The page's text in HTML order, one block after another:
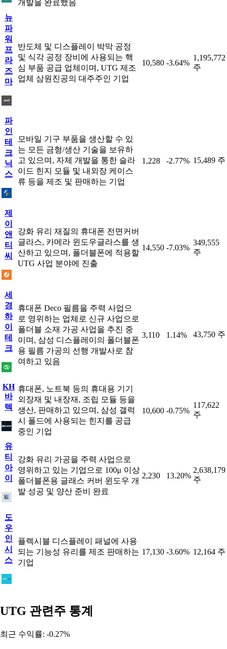
개발을 완료했음
뉴
파
워
프
라
즈
마
반도체 및 디스플레이 박막 공정
및 식각 공정 장비에 사용되는 핵
심 부품 공급 업체이며, UTG 제조
업체 삼원진공의 대주주인 기업
10,580 -3.64%
1,195,772
주
파
인
테
크
닉
스
모바일 기구 부품을 생산할 수 있
는 모든 금형/생산 기술을 보유하
고 있으며, 자체 개발을 통한 슬라
이드 힌지 모듈 및 내외장 케이스
류 등을 제조 및 판매하는 기업
1,228 -2.77% 15,489 주
제
이
앤
티
씨
강화 유리 재질의 휴대폰 전면커버
글라스, 카메라 윈도우글라스를 생
산하고 있으며, 폴더블폰에 적용할
UTG 사업 분야에 진출
14,550 -7.03%
349,555
주
세
경
하
이
테
크
휴대폰 Deco 필름을 주력 사업으
로 영위하는 업체로 신규 사업으로
폴더블 소재 가공 사업을 추진 중
이며, 삼성 디스플레이의 폴더블폰
용 필름 가공의 선행 개발사로 참
여하고 있음
3,110 1.14% 43,750 주
KH
바
텍
휴대폰, 노트북 등의 휴대용 기기
외장재 및 내장재, 조립 모듈 등을
생산, 판매하고 있으며, 삼성 갤럭
시 폴드에 사용되는 힌지를 공급
중인 기업
10,600 -0.75%
117,622
주
유
티
아
이
강화 유리 가공을 주력 사업으로
영위하고 있는 기업으로 100μ 이상
폴더블폰용 글래스 커버 윈도우 개
발 성공 및 양산 준비 완료
2,230 13.20%
2,638,179
주
도
우
인
시
스
플렉시블 디스플레이 패널에 사용
되는 기능성 유리를 제조 판매하는
기업
17,130 -3.60% 12,164 주
UTG 관련주 통계
최근 수익률: -0.27%